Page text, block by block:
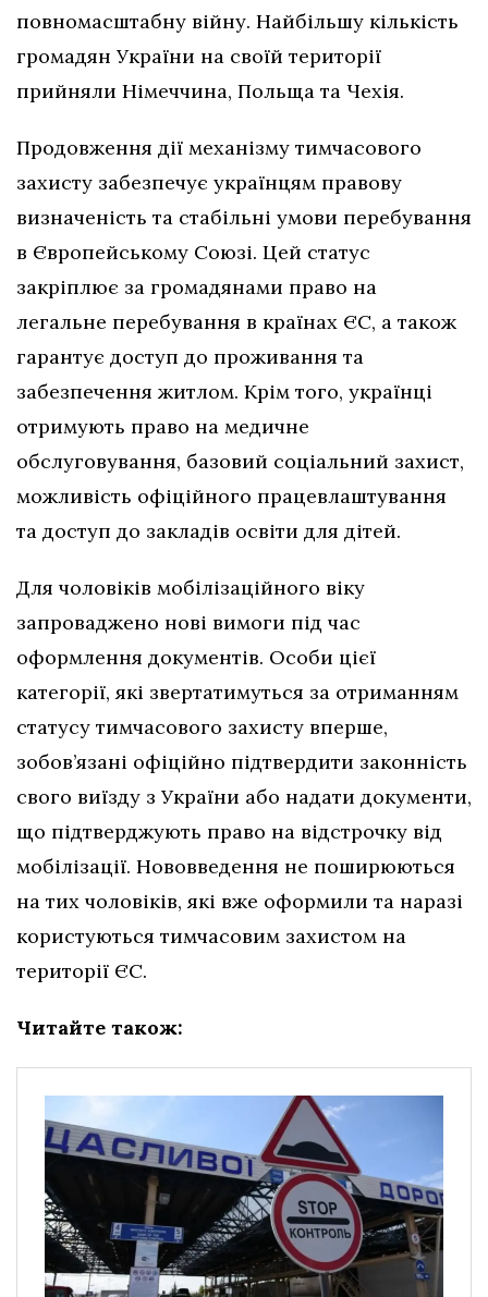
повномасштабну війну. Найбільшу кількість
громадян України на своїй території
прийняли Німеччина, Польща та Чехія.
Продовження дії механізму тимчасового
захисту забезпечує українцям правову
визначеність та стабільні умови перебування
в Європейському Союзі. Цей статус
закріплює за громадянами право на
легальне перебування в країнах ЄС, а також
гарантує доступ до проживання та
забезпечення житлом. Крім того, українці
отримують право на медичне
обслуговування, базовий соціальний захист,
можливість офіційного працевлаштування
та доступ до закладів освіти для дітей.
Для чоловіків мобілізаційного віку
запроваджено нові вимоги під час
оформлення документів. Особи цієї
категорії, які звертатимуться за отриманням
статусу тимчасового захисту вперше,
зобов’язані офіційно підтвердити законність
свого виїзду з України або надати документи,
що підтверджують право на відстрочку від
мобілізації. Нововведення не поширюються
на тих чоловіків, які вже оформили та наразі
користуються тимчасовим захистом на
території ЄС.
Читайте також: